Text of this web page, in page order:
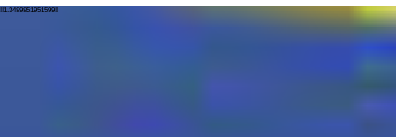
!!1.3489851951599!!